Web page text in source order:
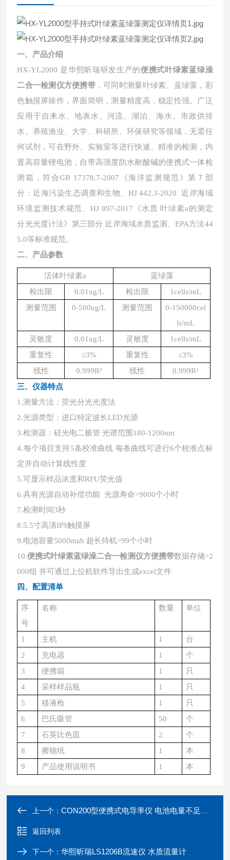
一、产品介绍
HX-YL2000 是华熙昕瑞研发生产的便携式叶绿素蓝绿澡
二合一检测仪方便携带，可同时测量叶绿素、蓝绿藻，彩
色触摸屏操作，界面简明，测量精度高，稳定性强。广泛
应用于自来水、地表水、河流、湖泊、海水、市政供排
水、养殖渔业、大学、科研所、环保研究等领域，无需任
何试剂，可在野外、实验室等进行快速、精准的检测，内
置高容量锂电池，自带高强度防水耐酸碱的便携式一体检
测箱，符合GB 17378.7-2007《海洋监测规范》第７部
分：近海污染生态调查和生物、HJ 442.3-2020 近岸海域
环境监测技术规范、HJ 897-2017《水质 叶绿素a的测定
分光光度计法》第三部分 近岸海域水质监测、EPA方法44
5.0等标准规范。
二、产品参数
活体叶绿素a
蓝绿藻
检出限
0.01ug/L 检出限
1cells/mL
测量范围
0-500ug/L 测量范围
0-150000cel
ls/mL
灵敏度
0.01ug/L 灵敏度
1cells/mL
重复性
≤3% 重复性
≤3%
线性
0.999R² 线性
0.999R²
三、仪器特点
1.测量方法：荧光分光光度法
2.光源类型：进口特定波长LED光源
3.检测器：硅光电二极管 光谱范围180-1200nm
4.每个项目支持5条校准曲线 每条曲线可进行6个校准点标
定并自动计算线性度
5.可显示样品浓度和RFU荧光值
6.具有光源自动补偿功能 光源寿命>9000个小时
7.检测时间3秒
8.5.5寸高清IPS触摸屏
9.电池容量5000mah 超长待机>99个小时
10.便携式叶绿素蓝绿澡二合一检测仪方便携带数据存储>2
000组 并可通过上位机软件导出生成excel文件
四、配置清单
序
号
名称 数量 单位
1 主机 1
台
2
充电器 1
个
3
便携箱 1
只
4
采样样品瓶 1
只
5
移液枪 1
只
6
巴氏吸管 50
个
7
石英比色皿 2
个
8
擦镜纸 1
本
9
产品使用说明书 1 本
上一个：CON200型便携式电导率仪 电池电量不足提示
返回列表
下一个：华熙昕瑞LS1206B流速仪 水质流量计